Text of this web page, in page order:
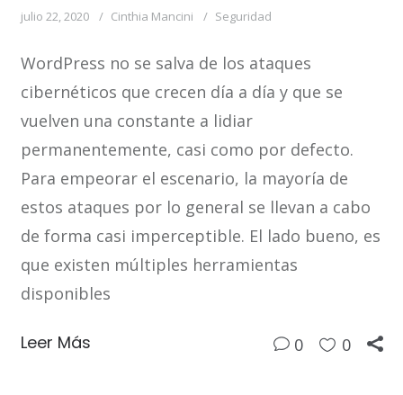
julio 22, 2020 Cinthia Mancini Seguridad
WordPress no se salva de los ataques
cibernéticos que crecen día a día y que se
vuelven una constante a lidiar
permanentemente, casi como por defecto.
Para empeorar el escenario, la mayoría de
estos ataques por lo general se llevan a cabo
de forma casi imperceptible. El lado bueno, es
que existen múltiples herramientas
disponibles
Leer Más 0 0